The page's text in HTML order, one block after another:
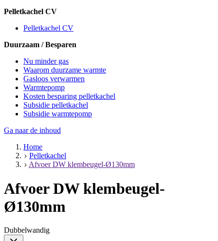
Pelletkachel CV
Pelletkachel CV
Duurzaam / Besparen
Nu minder gas
Waarom duurzame warmte
Gasloos verwarmen
Warmtepomp
Kosten besparing pelletkachel
Subsidie pelletkachel
Subsidie warmtepomp
Ga naar de inhoud
Home
Pelletkachel
Afvoer DW klembeugel-Ø130mm
Afvoer DW klembeugel-
Ø130mm
Dubbelwandig